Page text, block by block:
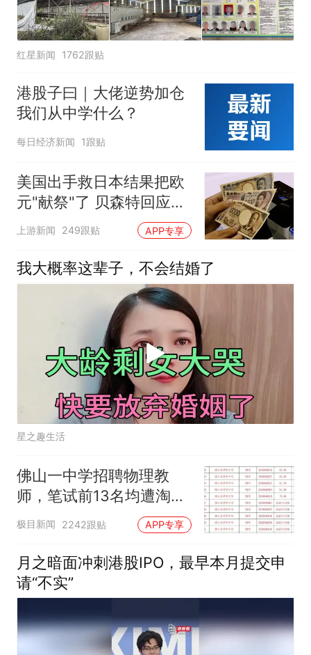
红星新闻 1762跟贴
港股子曰｜大佬逆势加仓
我们从中学什么？
每日经济新闻 1跟贴
美国出手救日本结果把欧
元"献祭"了 贝森特回应质
疑
上游新闻 249跟贴 APP专享
我大概率这辈子，不会结婚了
星之趣生活
佛山一中学招聘物理教
师，笔试前13名均遭淘
汰？教育局：已叫停招
聘，成立调查组全面核查
极目新闻 2242跟贴 APP专享
月之暗面冲刺港股IPO，最早本月提交申
请“不实”